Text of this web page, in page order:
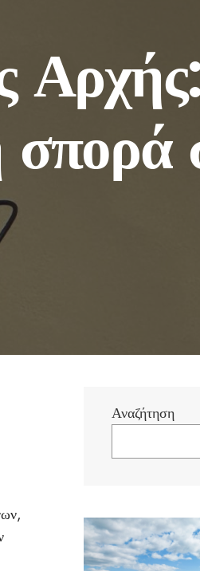
Αναζήτηση